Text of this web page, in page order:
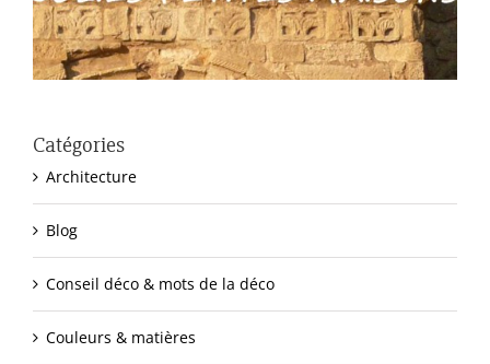
Catégories
Architecture
Blog
Conseil déco & mots de la déco
Couleurs & matières